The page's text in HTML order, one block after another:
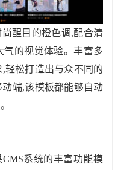
醒目的橙色调,配合清
的视觉体验。丰富多
轻松打造出与众不同的
端,该模板都能够自动
系统的丰富功能模